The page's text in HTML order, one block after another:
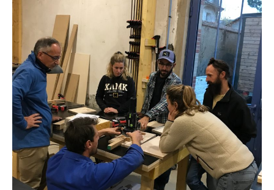
Fabricant
:
deux
nouveaux
formats
intensifs
pour
réussir
l’examen